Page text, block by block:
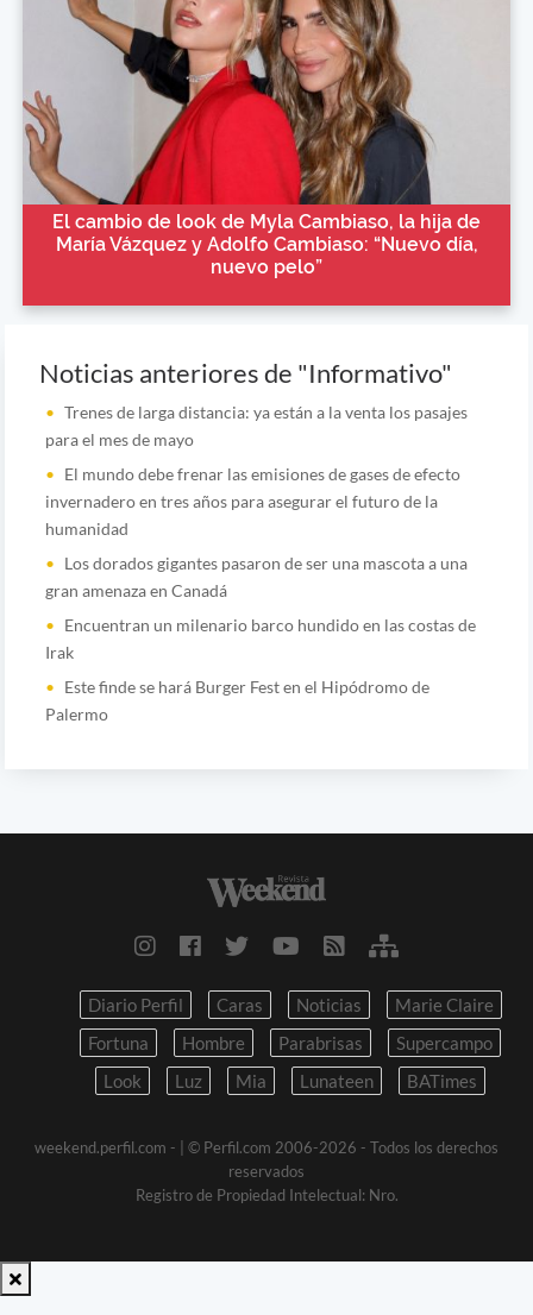
El cambio de look de Myla Cambiaso, la hija de
María Vázquez y Adolfo Cambiaso: “Nuevo día,
nuevo pelo”
Noticias anteriores de "Informativo"
Trenes de larga distancia: ya están a la venta los pasajes
para el mes de mayo
El mundo debe frenar las emisiones de gases de efecto
invernadero en tres años para asegurar el futuro de la
humanidad
Los dorados gigantes pasaron de ser una mascota a una
gran amenaza en Canadá
Encuentran un milenario barco hundido en las costas de
Irak
Este finde se hará Burger Fest en el Hipódromo de
Palermo
Diario Perfil Caras Noticias
Marie Claire
Fortuna
Hombre Parabrisas
Supercampo
Look
Luz Mia Lunateen BATimes
weekend.perfil.com -
| © Perfil.com 2006-2026 - Todos los derechos
reservados
Registro de Propiedad Intelectual: Nro.